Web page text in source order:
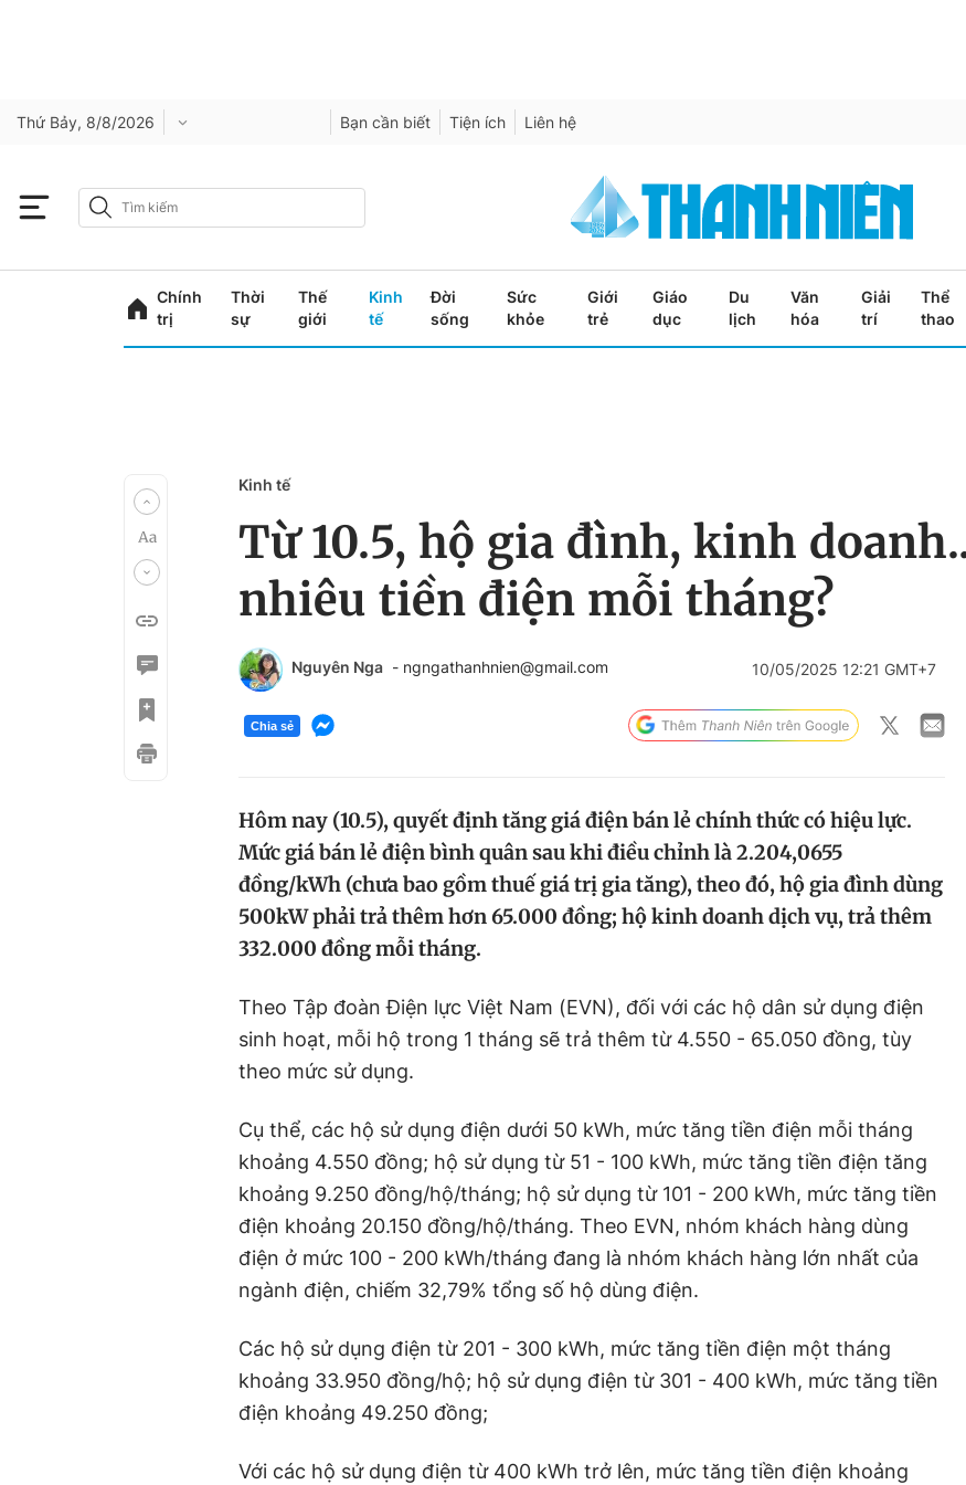
Thứ Bảy, 8/8/2026 Bạn cần biết Tiện ích Liên hệ
Chính
trị
Thời
sự
Thế
giới
Kinh
tế
Đời
sống
Sức
khỏe
Giới
trẻ
Giáo
dục
Du
lịch
Văn
hóa
Giải
trí
Thể
thao
Kinh tế
Từ 10.5, hộ gia đình, kinh
nhiêu tiền điện mỗi tháng?
Nguyên Nga - ngngathanhnien@gmail.com 10/05/2025 12:21 GMT+7
Chia sẻ
Hôm nay (10.5), quyết định tăng giá điện bán lẻ chính thức có hiệu lực.
Mức giá bán lẻ điện bình quân sau khi điều chỉnh là 2.204,0655
đồng/kWh (chưa bao gồm thuế giá trị gia tăng), theo đó, hộ gia đình dùng
500kW phải trả thêm hơn 65.000 đồng; hộ kinh doanh dịch vụ, trả thêm
332.000 đồng mỗi tháng.
Theo Tập đoàn Điện lực Việt Nam (EVN), đối với các hộ dân sử dụng điện
sinh hoạt, mỗi hộ trong 1 tháng sẽ trả thêm từ 4.550 - 65.050 đồng, tùy
theo mức sử dụng.
Cụ thể, các hộ sử dụng điện dưới 50 kWh, mức tăng tiền điện mỗi tháng
khoảng 4.550 đồng; hộ sử dụng từ 51 - 100 kWh, mức tăng tiền điện tăng
khoảng 9.250 đồng/hộ/tháng; hộ sử dụng từ 101 - 200 kWh, mức tăng tiền
điện khoảng 20.150 đồng/hộ/tháng. Theo EVN, nhóm khách hàng dùng
điện ở mức 100 - 200 kWh/tháng đang là nhóm khách hàng lớn nhất của
ngành điện, chiếm 32,79% tổng số hộ dùng điện.
Các hộ sử dụng điện từ 201 - 300 kWh, mức tăng tiền điện một tháng
khoảng 33.950 đồng/hộ; hộ sử dụng điện từ 301 - 400 kWh, mức tăng tiền
điện khoảng 49.250 đồng;
Với các hộ sử dụng điện từ 400 kWh trở lên, mức tăng tiền điện khoảng